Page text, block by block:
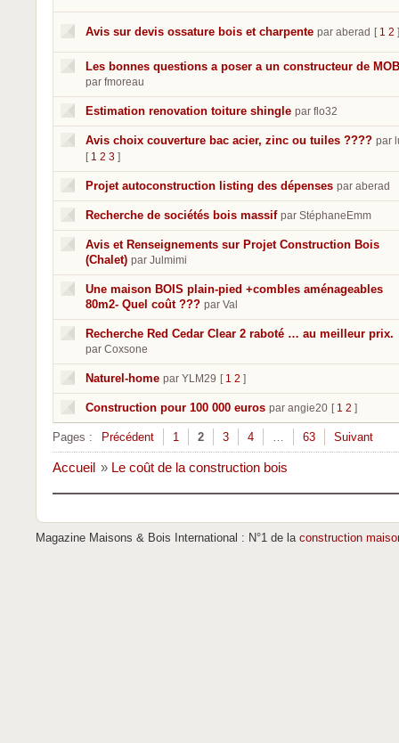
Avis sur devis ossature bois et charpente par aberad [ 1 2 ]
Les bonnes questions a poser a un constructeur de MOB
par fmoreau
Estimation renovation toiture shingle par flo32
Avis choix couverture bac acier, zinc ou tuiles ???? par
[ 1 2 3 ]
Projet autoconstruction listing des dépenses par aberad
Recherche de sociétés bois massif par StéphaneEmm
Avis et Renseignements sur Projet Construction Bois
(Chalet) par Julmimi
Une maison BOIS plain-pied +combles aménageables
80m2- Quel coût ??? par Val
Recherche Red Cedar Clear 2 raboté … au meilleur prix.
par Coxsone
Naturel-home par YLM29 [ 1 2 ]
Construction pour 100 000 euros par angie20 [ 1 2 ]
Pages : Précédent 1 2 3 4 … 63 Suivant
Accueil » Le coût de la construction bois
Magazine Maisons & Bois International : N°1 de la construction